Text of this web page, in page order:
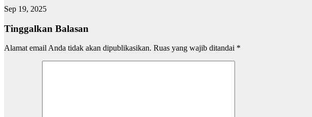
Sep 19, 2025
Tinggalkan Balasan
Alamat email Anda tidak akan dipublikasikan. Ruas yang wajib ditandai *